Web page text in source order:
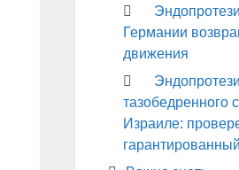
Германии
движения
тазобедренного
Израиле: